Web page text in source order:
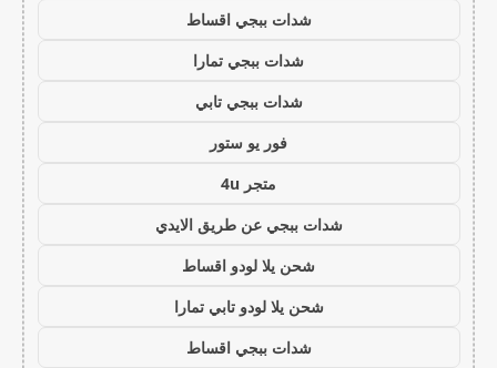
شدات ببجي اقساط
شدات ببجي تمارا
شدات ببجي تابي
فور يو ستور
متجر 4u
شدات ببجي عن طريق الايدي
شحن يلا لودو اقساط
شحن يلا لودو تابي تمارا
شدات ببجي اقساط